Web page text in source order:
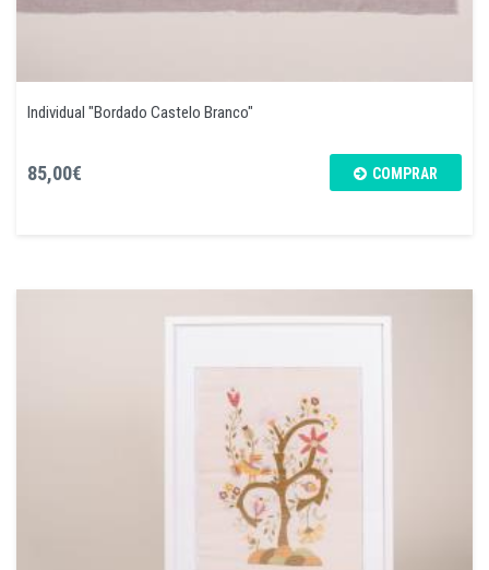
Individual "Bordado Castelo Branco"
85,00€ COMPRAR